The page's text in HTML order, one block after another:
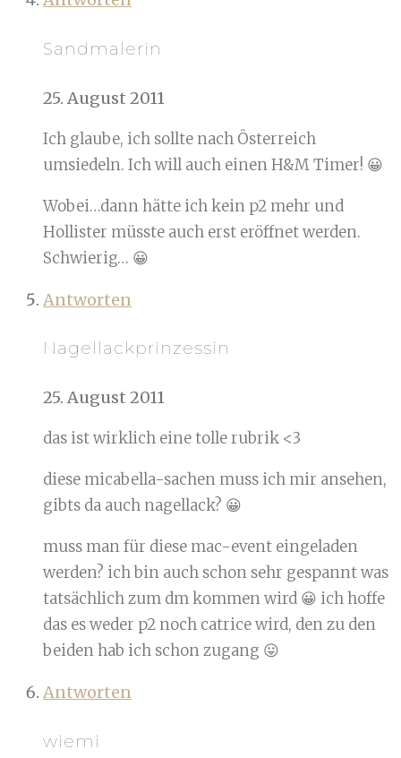
Sandmalerin
25. August 2011
Ich glaube, ich sollte nach Österreich
umsiedeln. Ich will auch einen H&M Timer! 😀
Wobei…dann hätte ich kein p2 mehr und
Hollister müsste auch erst eröffnet werden.
Schwierig… 😀
Antworten
Nagellackprinzessin
25. August 2011
das ist wirklich eine tolle rubrik <3
diese micabella-sachen muss ich mir ansehen,
gibts da auch nagellack? 😀
muss man für diese mac-event eingeladen
werden? ich bin auch schon sehr gespannt was
tatsächlich zum dm kommen wird 😀 ich hoffe
das es weder p2 noch catrice wird, den zu den
beiden hab ich schon zugang 😛
Antworten
wiemi